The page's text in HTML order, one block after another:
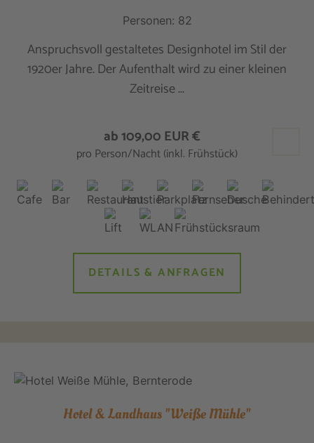
Personen: 82
Anspruchsvoll gestaltetes Designhotel im Stil der
1920er Jahre. Der Aufenthalt wird zu einer kleinen
Zeitreise ...
ab 109,00 EUR €
pro Person/Nacht (inkl. Frühstück)
DETAILS & ANFRAGEN
Hotel & Landhaus "Weiße Mühle"